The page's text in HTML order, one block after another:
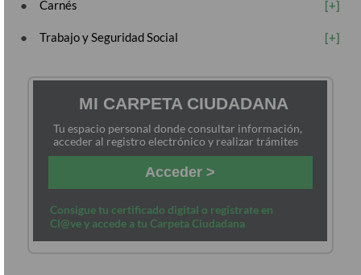
Carnés
Trabajo y Seguridad Social
MI CARPETA CIUDADANA
Tu espacio personal donde consultar información,
acceder al registro electrónico y realizar trámites
Acceder >
Consigue tu certificado digital o regístrate en
Cl@ve y accede a tu Carpeta Ciudadana